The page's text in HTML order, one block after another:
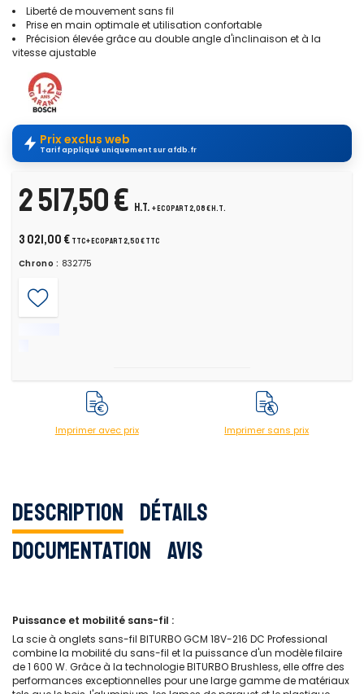
Liberté de mouvement sans fil
Prise en main optimale et utilisation confortable
Précision élevée grâce au double angle d'inclinaison et à la
vitesse ajustable
Prix exclus web
Tarif appliqué uniquement sur afdb.fr
2 517,50 € H.T. + ecopart 2,08 € H.T.
3 021,00 € TTC+ ecopart 2,50 € TTC
Chrono : 832775
Imprimer avec prix Imprimer sans prix
Description Détails
Documentation Avis
Puissance et mobilité sans-fil :
La scie à onglets sans-fil BITURBO GCM 18V-216 DC Professional
combine la mobilité du sans-fil et la puissance d'un modèle filaire
de 1 600 W. Grâce à la technologie BITURBO Brushless, elle offre des
performances exceptionnelles pour une large gamme de matériaux